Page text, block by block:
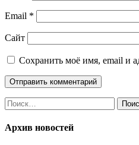
Email *
Сайт
Сохранить моё имя, email и
Найти:
Архив новостей